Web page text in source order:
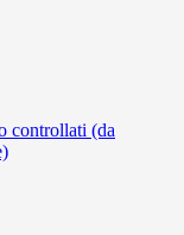
controllati (da